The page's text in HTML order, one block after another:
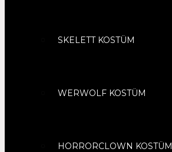
SKELETT KOSTÜM
WERWOLF KOSTÜM
HORRORCLOWN KOSTÜM